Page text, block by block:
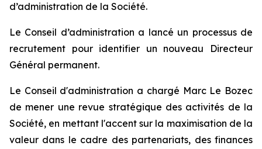
d’administration de la Société.
Le Conseil d’administration a lancé un processus de
recrutement pour identifier un nouveau Directeur
Général permanent.
Le Conseil d'administration a chargé Marc Le Bozec
de mener une revue stratégique des activités de la
Société, en mettant l'accent sur la maximisation de la
valeur dans le cadre des partenariats, des finances